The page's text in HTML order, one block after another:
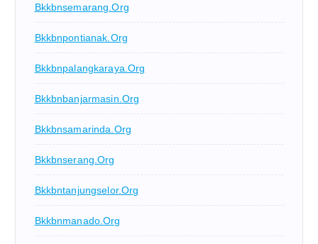
Bkkbnsemarang.org
Bkkbnpontianak.org
Bkkbnpalangkaraya.org
Bkkbnbanjarmasin.org
Bkkbnsamarinda.org
Bkkbnserang.org
Bkkbntanjungselor.org
Bkkbnmanado.org